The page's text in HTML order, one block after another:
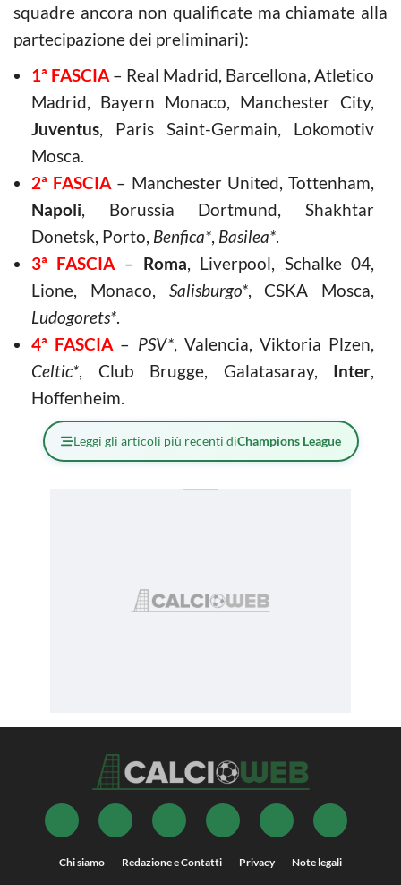
squadre ancora non qualificate ma chiamate alla
partecipazione dei preliminari):
1ª FASCIA – Real Madrid, Barcellona, Atletico
Madrid, Bayern Monaco, Manchester City,
Juventus, Paris Saint-Germain, Lokomotiv
Mosca.
2ª FASCIA – Manchester United, Tottenham,
Napoli, Borussia Dortmund, Shakhtar
Donetsk, Porto, Benfica*, Basilea*.
3ª FASCIA – Roma, Liverpool, Schalke 04,
Lione, Monaco, Salisburgo*, CSKA Mosca,
Ludogorets*.
4ª FASCIA – PSV*, Valencia, Viktoria Plzen,
Celtic*, Club Brugge, Galatasaray, Inter,
Hoffenheim.
Leggi gli articoli più recenti diChampions League
Chi siamo Redazione e Contatti Privacy Note legali